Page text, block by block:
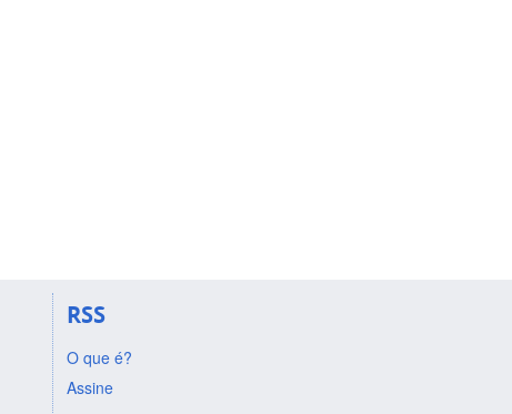
RSS
O que é?
Assine